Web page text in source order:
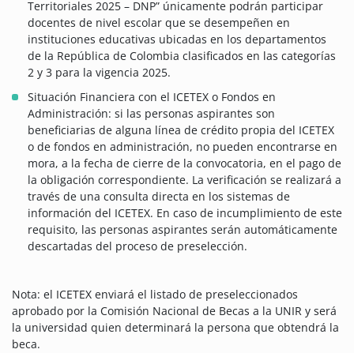
Territoriales 2025 – DNP” únicamente podrán participar
docentes de nivel escolar que se desempeñen en
instituciones educativas ubicadas en los departamentos
de la República de Colombia clasificados en las categorías
2 y 3 para la vigencia 2025.
Situación Financiera con el ICETEX o Fondos en
Administración: si las personas aspirantes son
beneficiarias de alguna línea de crédito propia del ICETEX
o de fondos en administración, no pueden encontrarse en
mora, a la fecha de cierre de la convocatoria, en el pago de
la obligación correspondiente. La verificación se realizará a
través de una consulta directa en los sistemas de
información del ICETEX. En caso de incumplimiento de este
requisito, las personas aspirantes serán automáticamente
descartadas del proceso de preselección.
Nota: el ICETEX enviará el listado de preseleccionados
aprobado por la Comisión Nacional de Becas a la UNIR y será
la universidad quien determinará la persona que obtendrá la
beca.